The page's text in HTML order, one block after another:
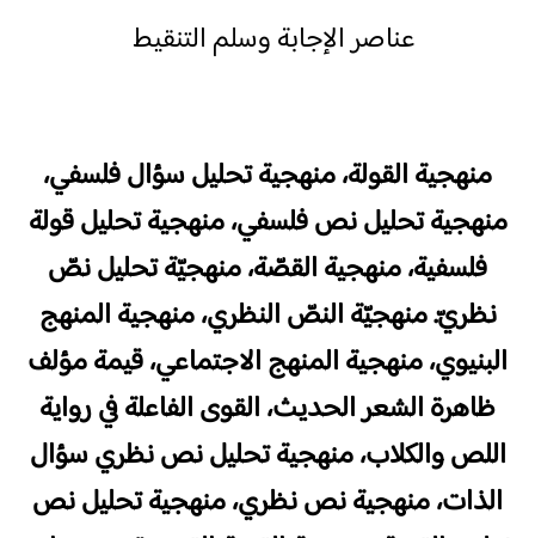
عناصر الإجابة وسلم التنقيط
منهجية القولة، منهجية تحليل سؤال فلسفي،
منهجية تحليل نص فلسفي، منهجية تحليل قولة
فلسفية، منهجية القصّة، منهجيّة تحليل نصّ
نظريّ. منهجيّة النصّ النظري، منهجية المنهج
البنيوي، منهجية المنهج الاجتماعي، قيمة مؤلف
ظاهرة الشعر الحديث، القوى الفاعلة في رواية
اللص والكلاب، منهجية تحليل نص نظري سؤال
الذات، منهجية نص نظري، منهجية تحليل نص